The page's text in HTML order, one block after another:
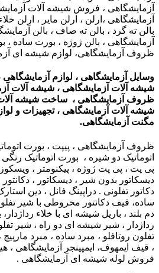
آزمایشگاهی ، فروش شیشه آلات
آزمایشگاهی ،ارلن ، ارلن مایر ، ارلن
بالن ته گرد ، بالن ته صاف ، بالن
آزمایشگاهی ، بالن ژوژه ، بورت ساده ،
ظروف آزمایشگاهی، لوازم شیشه ای
وسایل آزمایشگاهی ، لوازم آزمایشگاهی
شیشه آلات آزمایشگاهی ، شیشه آلات
ظروف آزمایشگاهی ، ساخت شیشه
شیشه آلات آزمایشگاهی ، تجهیزات و
مگنت آزمایشگاهی.
ظروف آزمایشگاهی ، پیپت ، بورت
اتوماتیک دو شیره ، بورت اتوماتیک
پی پت ، پی پت ژوژه ، پیکنومتر ،
دیسکاتور بدون شیر ، دیسکاتور ،
دکاتور تفلونی . دراپینگ فانل ، دین
ساده، قیف دکانتور مخروطی با شیر
دم بلند ، باریل شیشه ای با خلاء
رداژدار ، شیر شیشه ای دو راه ، شیر
تفلون روتافلو ، مبرد ساده ، مبرد مارپیچ
، قیف ایمهوف، ایمپینجر آزمایشگاهی ،
فروش لوله شیشه ای آزمایشگاهی .